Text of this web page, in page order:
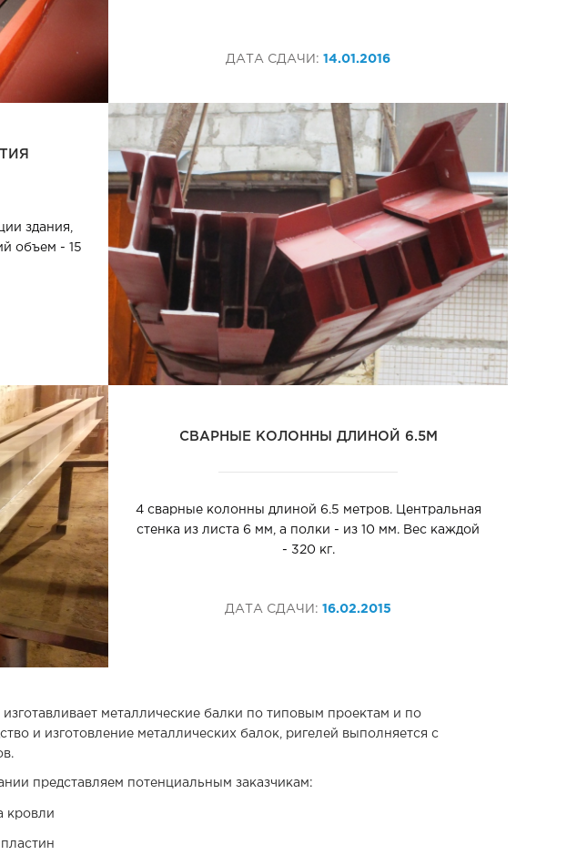
ДАТА СДАЧИ:14.01.2016
здания,
объем - 15
СВАРНЫЕ КОЛОННЫ ДЛИНОЙ 6.5М
4 сварные колонны длиной 6.5 метров. Центральная
стенка из листа 6 мм, а полки - из 10 мм. Вес каждой
- 320 кг.
ДАТА СДАЧИ:16.02.2015
металлические балки по типовым проектам и по
и изготовление металлических балок, ригелей выполняется с
представляем потенциальным заказчикам:
кровли